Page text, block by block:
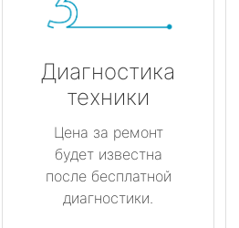
Диагностика
техники
Цена за ремонт
будет известна
после бесплатной
диагностики.